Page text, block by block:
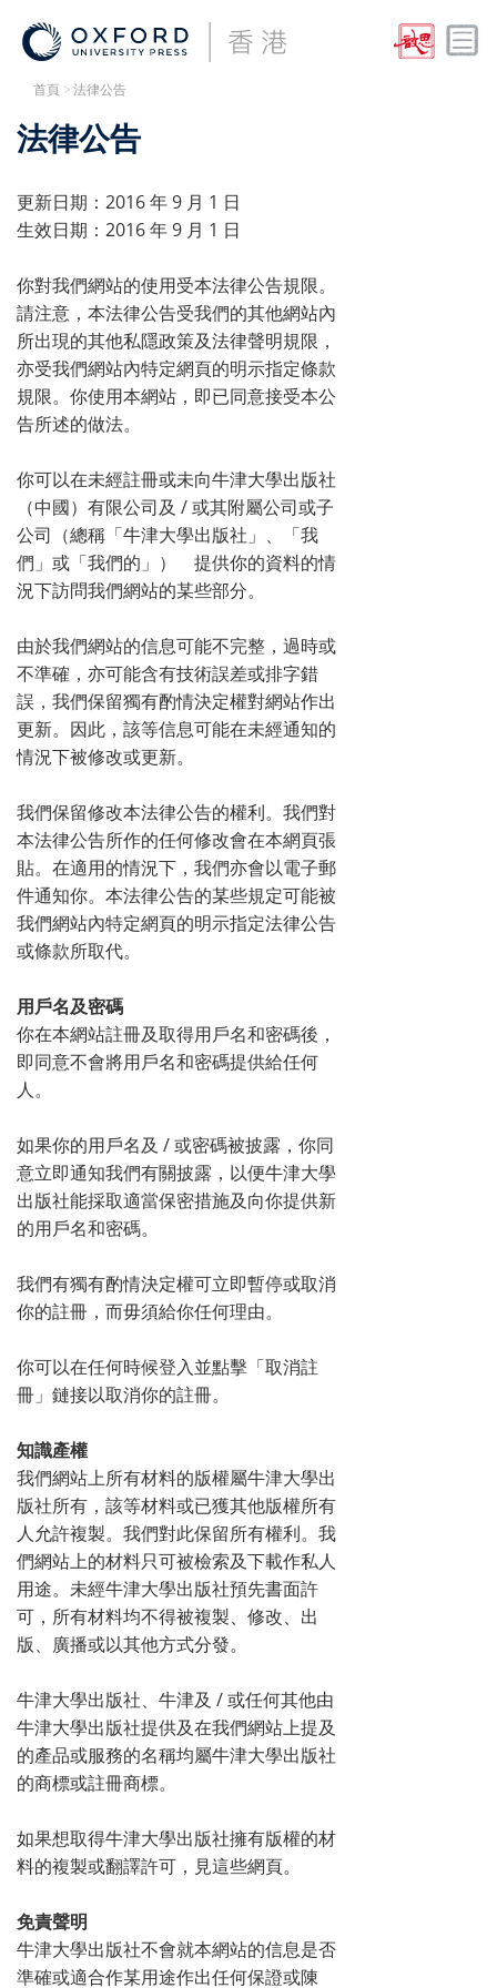
首頁 > 法律公告
法律公告
更新日期：2016 年 9 月 1 日
生效日期：2016 年 9 月 1 日
你對我們網站的使用受本法律公告規限。
請注意，本法律公告受我們的其他網站內
所出現的其他私隱政策及法律聲明規限，
亦受我們網站內特定網頁的明示指定條款
規限。你使用本網站，即已同意接受本公
告所述的做法。
你可以在未經註冊或未向牛津大學出版社
（中國）有限公司及 / 或其附屬公司或子
公司（總稱「牛津大學出版社」、「我
們」或「我們的」） 提供你的資料的情
況下訪問我們網站的某些部分。
由於我們網站的信息可能不完整，過時或
不準確，亦可能含有技術誤差或排字錯
誤，我們保留獨有酌情決定權對網站作出
更新。因此，該等信息可能在未經通知的
情況下被修改或更新。
我們保留修改本法律公告的權利。我們對
本法律公告所作的任何修改會在本網頁張
貼。在適用的情況下，我們亦會以電子郵
件通知你。本法律公告的某些規定可能被
我們網站內特定網頁的明示指定法律公告
或條款所取代。
用戶名及密碼
你在本網站註冊及取得用戶名和密碼後，
即同意不會將用戶名和密碼提供給任何
人。
如果你的用戶名及 / 或密碼被披露，你同
意立即通知我們有關披露，以便牛津大學
出版社能採取適當保密措施及向你提供新
的用戶名和密碼。
我們有獨有酌情決定權可立即暫停或取消
你的註冊，而毋須給你任何理由。
你可以在任何時候登入並點擊「取消註
冊」鏈接以取消你的註冊。
知識產權
我們網站上所有材料的版權屬牛津大學出
版社所有，該等材料或已獲其他版權所有
人允許複製。我們對此保留所有權利。我
們網站上的材料只可被檢索及下載作私人
用途。未經牛津大學出版社預先書面許
可，所有材料均不得被複製、修改、出
版、廣播或以其他方式分發。
牛津大學出版社、牛津及 / 或任何其他由
牛津大學出版社提供及在我們網站上提及
的產品或服務的名稱均屬牛津大學出版社
的商標或註冊商標。
如果想取得牛津大學出版社擁有版權的材
料的複製或翻譯許可，見這些網頁。
免責聲明
牛津大學出版社不會就本網站的信息是否
準確或適合作某用途作出任何保證或陳